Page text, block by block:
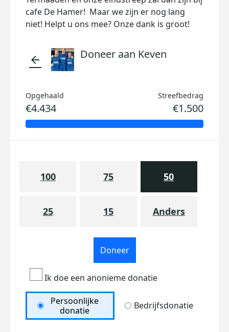
cafe De Hamer! Maar we zijn er nog lang
niet! Helpt u ons mee? Onze dank is groot!
arrow_back Doneer aan Keven
Opgehaald
€4.434
Streefbedrag
€1.500
100 75 50
25 15 Anders
Doneer
Ik doe een anonieme donatie
Persoonlijke
donatie
Bedrijfsdonatie